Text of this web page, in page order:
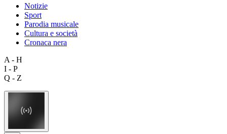
Notizie
Sport
Parodia musicale
Cultura e società
Cronaca nera
A - H
I - P
Q - Z